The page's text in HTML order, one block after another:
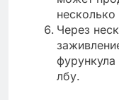
Через
лбу.